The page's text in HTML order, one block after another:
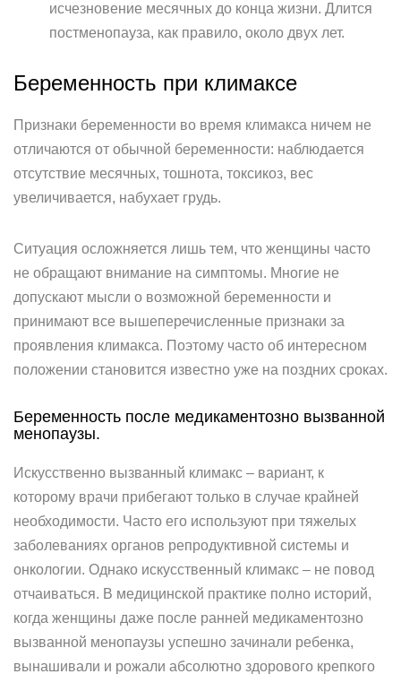
исчезновение месячных до конца жизни. Длится
постменопауза, как правило, около двух лет.
Беременность при климаксе
Признаки беременности во время климакса ничем не
отличаются от обычной беременности: наблюдается
отсутствие месячных, тошнота, токсикоз, вес
увеличивается, набухает грудь.
Ситуация осложняется лишь тем, что женщины часто
не обращают внимание на симптомы. Многие не
допускают мысли о возможной беременности и
принимают все вышеперечисленные признаки за
проявления климакса. Поэтому часто об интересном
положении становится известно уже на поздних сроках.
Беременность после медикаментозно вызванной
менопаузы.
Искусственно вызванный климакс – вариант, к
которому врачи прибегают только в случае крайней
необходимости. Часто его используют при тяжелых
заболеваниях органов репродуктивной системы и
онкологии. Однако искусственный климакс – не повод
отчаиваться. В медицинской практике полно историй,
когда женщины даже после ранней медикаментозно
вызванной менопаузы успешно зачинали ребенка,
вынашивали и рожали абсолютно здорового крепкого